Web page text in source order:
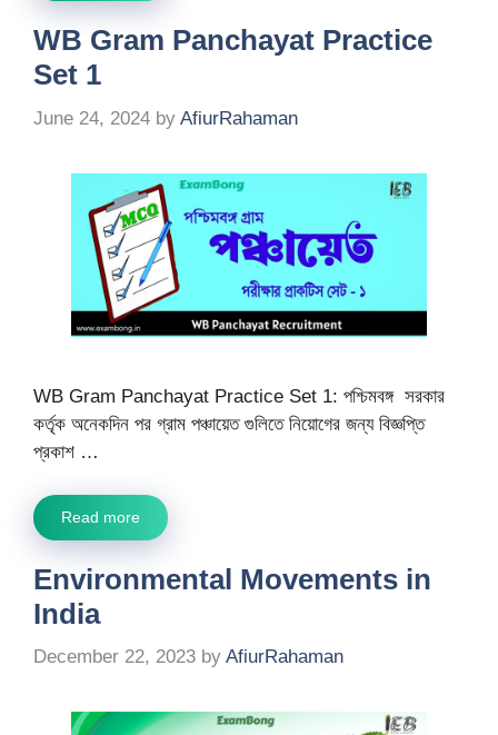
WB Gram Panchayat Practice
Set 1
June 24, 2024 by AfiurRahaman
WB Gram Panchayat Practice Set 1: পশ্চিমবঙ্গ সরকার
কর্তৃক অনেকদিন পর গ্রাম পঞ্চায়েত গুলিতে নিয়োগের জন্য বিজ্ঞপ্তি
প্রকাশ …
Read more
Environmental Movements in
India
December 22, 2023 by AfiurRahaman